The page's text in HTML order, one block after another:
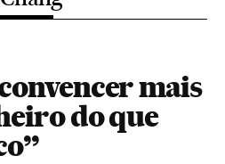
mais
do que